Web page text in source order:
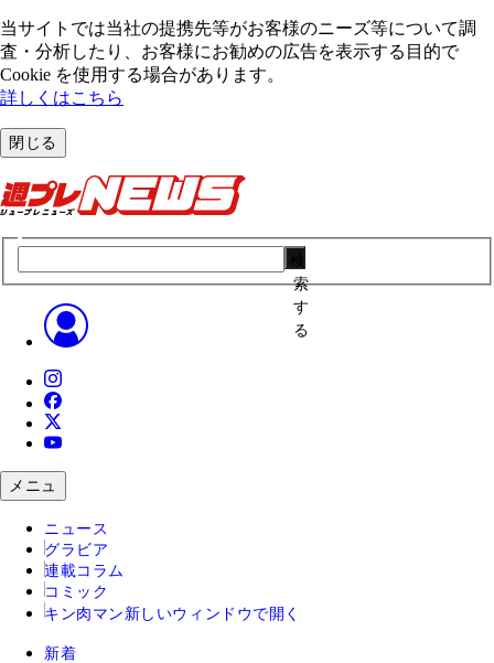
当サイトでは当社の提携先等がお客様のニーズ等について調
査・分析したり、お客様にお勧めの広告を表⽰する⽬的で
Cookie を使⽤する場合があります。
詳しくはこちら
閉じる
索
す
る
メニュ
ニュース
グラビア
連載コラム
コミック
キン肉マン 新しいウィンドウで開く
新着